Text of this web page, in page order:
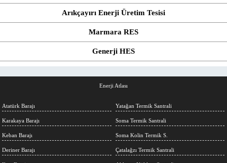
Arıkçayırı Enerji Üretim Tesisi
Marmara RES
Generji HES
Enerji Atlası
Atatürk Barajı
Karakaya Barajı
Keban Barajı
Deriner Barajı
Yatağan Termik Santrali
Soma Termik Santrali
Soma Kolin Termik S.
Çatalağzı Termik Santrali